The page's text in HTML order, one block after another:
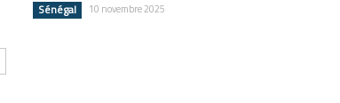
Sénégal 10 novembre 2025